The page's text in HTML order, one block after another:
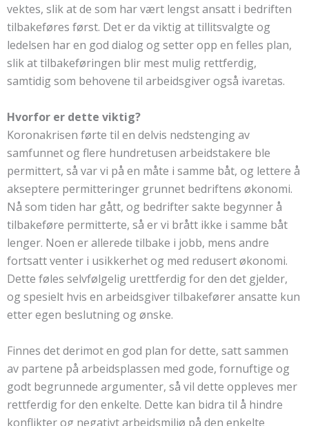
vektes, slik at de som har vært lengst ansatt i bedriften
tilbakeføres først. Det er da viktig at tillitsvalgte og
ledelsen har en god dialog og setter opp en felles plan,
slik at tilbakeføringen blir mest mulig rettferdig,
samtidig som behovene til arbeidsgiver også ivaretas.
Hvorfor er dette viktig?
Koronakrisen førte til en delvis nedstenging av
samfunnet og flere hundretusen arbeidstakere ble
permittert, så var vi på en måte i samme båt, og lettere å
akseptere permitteringer grunnet bedriftens økonomi.
Nå som tiden har gått, og bedrifter sakte begynner å
tilbakeføre permitterte, så er vi brått ikke i samme båt
lenger. Noen er allerede tilbake i jobb, mens andre
fortsatt venter i usikkerhet og med redusert økonomi.
Dette føles selvfølgelig urettferdig for den det gjelder,
og spesielt hvis en arbeidsgiver tilbakefører ansatte kun
etter egen beslutning og ønske.
Finnes det derimot en god plan for dette, satt sammen
av partene på arbeidsplassen med gode, fornuftige og
godt begrunnede argumenter, så vil dette oppleves mer
rettferdig for den enkelte. Dette kan bidra til å hindre
konflikter og negativt arbeidsmiljø på den enkelte